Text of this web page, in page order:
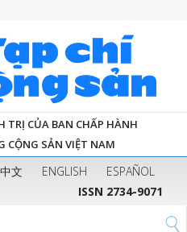
TRỊ CỦA BAN CHẤP HÀNH
CỘNG SẢN VIỆT NAM
中文 ENGLISH
ESPAÑOL
ISSN 2734-9071